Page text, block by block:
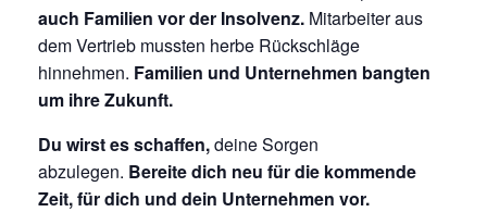
auch Familien vor der Insolvenz. Mitarbeiter aus
dem Vertrieb mussten herbe Rückschläge
hinnehmen. Familien und Unternehmen bangten
um ihre Zukunft.
Du wirst es schaffen,deine Sorgen
abzulegen. Bereite dich neu für die kommende
Zeit,für dich und dein Unternehmen vor.